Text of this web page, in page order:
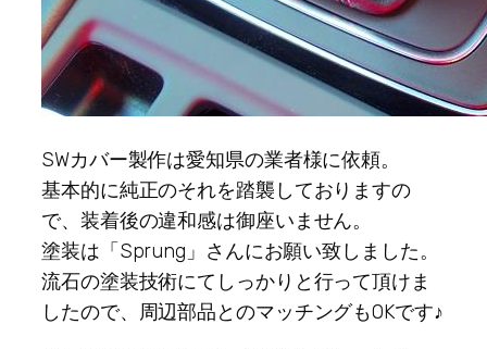
SWカバー製作は愛知県の業者様に依頼。
基本的に純正のそれを踏襲しておりますの
で、装着後の違和感は御座いません。
塗装は「Sprung」さんにお願い致しました。
流石の塗装技術にてしっかりと行って頂けま
したので、周辺部品とのマッチングもOKです♪